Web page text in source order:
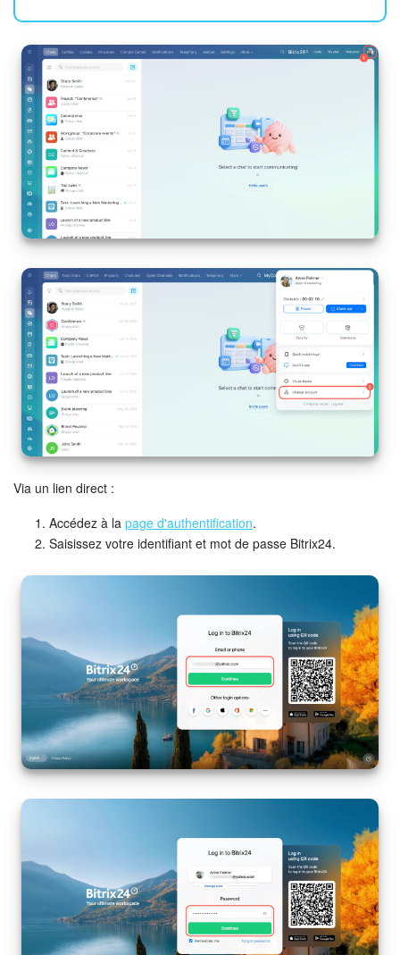
Espace des ventes
CRM + Boutique en ligne
Marketing
Entreprise
Market (Applications)
Centre de contact
Paramètres
Widget de l'employé
Téléphonie
Réseau de succursales
Bitrix24 Messenger
Questions générales
On-Premise de Bitrix24
COMPTE GRATUIT
CONNEXION
Via un lien direct :
Accédez à la page d'authentification.
Saisissez votre identifiant et mot de passe Bitrix24.